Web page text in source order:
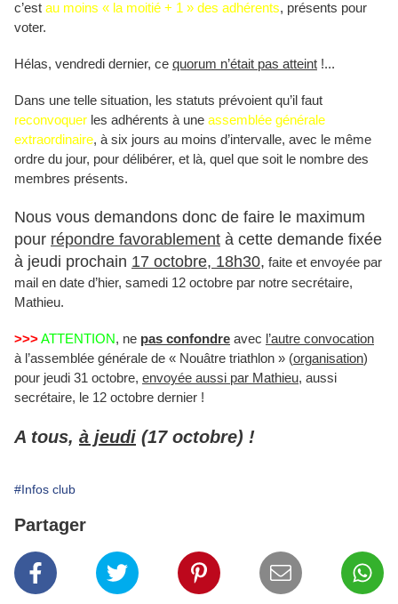
c’est au moins « la moitié + 1 » des adhérents, présents pour
voter.
Hélas, vendredi dernier, ce quorum n’était pas atteint !...
Dans une telle situation, les statuts prévoient qu’il faut
reconvoquer les adhérents à une assemblée générale
extraordinaire, à six jours au moins d’intervalle, avec le même
ordre du jour, pour délibérer, et là, quel que soit le nombre des
membres présents.
Nous vous demandons donc de faire le maximum
pour répondre favorablement à cette demande fixée
à jeudi prochain 17 octobre, 18h30, faite et envoyée par
mail en date d’hier, samedi 12 octobre par notre secrétaire,
Mathieu.
>>>ATTENTION, ne pas confondre avec l’autre convocation
à l’assemblée générale de « Nouâtre triathlon » (organisation)
pour jeudi 31 octobre, envoyée aussi par Mathieu, aussi
secrétaire, le 12 octobre dernier !
A tous, à jeudi (17 octobre) !
#Infos club
Partager